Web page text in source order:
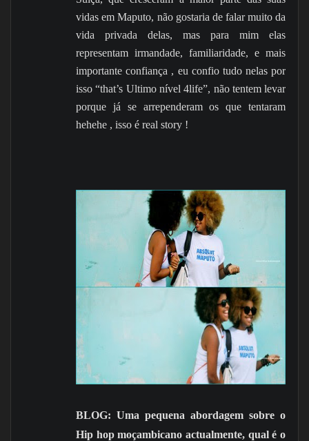
vidas em Maputo, não gostaria de falar muito da
vida privada delas, mas para mim elas
representam irmandade, familiaridade, e mais
importante confiança , eu confio tudo nelas por
isso “that’s Ultimo nível 4life”, não tentem levar
porque já se arrependeram os que tentaram
hehehe , isso é real story !
BLOG: Uma pequena abordagem sobre o
Hip hop moçambicano actualmente, qual é o